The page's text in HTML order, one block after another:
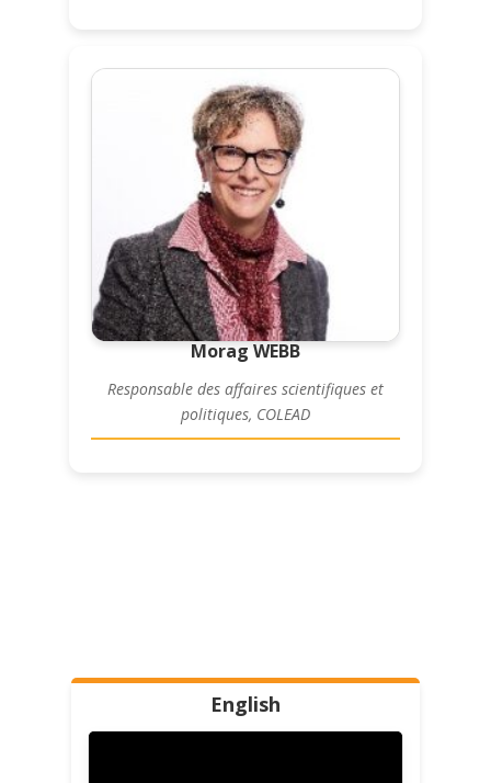
Morag WEBB
Responsable des affaires scientifiques et
politiques, COLEAD
English